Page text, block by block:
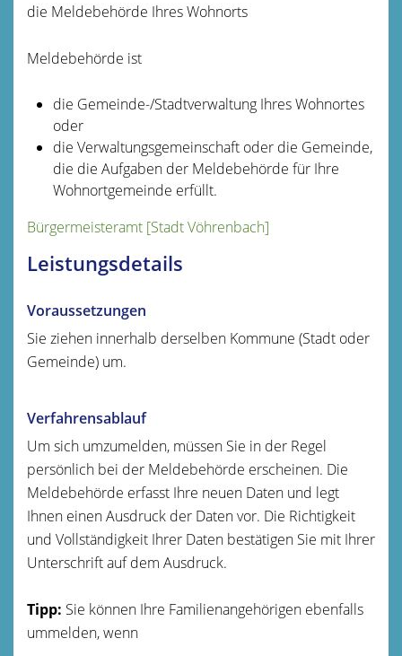
die Meldebehörde Ihres Wohnorts
Meldebehörde ist
die Gemeinde-/Stadtverwaltung Ihres Wohnortes
oder
die Verwaltungsgemeinschaft oder die Gemeinde,
die die Aufgaben der Meldebehörde für Ihre
Wohnortgemeinde erfüllt.
Bürgermeisteramt [Stadt Vöhrenbach]
Leistungsdetails
Voraussetzungen
Sie ziehen innerhalb derselben Kommune (Stadt oder
Gemeinde) um.
Verfahrensablauf
Um sich umzumelden, müssen Sie in der Regel
persönlich bei der Meldebehörde erscheinen. Die
Meldebehörde erfasst Ihre neuen Daten und legt
Ihnen einen Ausdruck der Daten vor. Die Richtigkeit
und Vollständigkeit Ihrer Daten bestätigen Sie mit Ihrer
Unterschrift auf dem Ausdruck.
Tipp: Sie können Ihre Familienangehörigen ebenfalls
ummelden, wenn